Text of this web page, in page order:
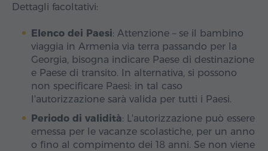
Dettagli facoltativi:
Elenco dei Paesi: Attenzione – se il bambino
viaggia in Armenia via terra passando per la
Georgia, bisogna indicare Paese di destinazione
e Paese di transito. In alternativa, si possono
non specificare Paesi: in tal caso
l'autorizzazione sarà valida per tutti i Paesi.
Periodo di validità: L'autorizzazione può essere
emessa per le vacanze scolastiche, per un anno
o fino al compimento dei 18 anni. Se non viene